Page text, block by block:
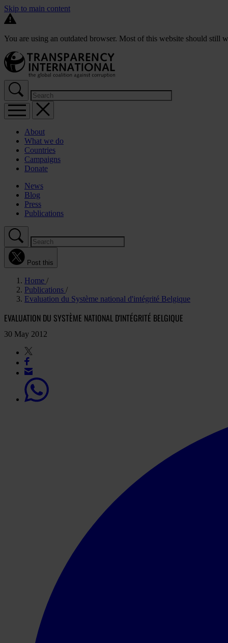
Skip to main content
You are using an outdated browser. Most of this website should still
About
What we do
Countries
Campaigns
Donate
News
Blog
Press
Publications
Post this
Home
Publications
Evaluation du Système national d'intégrité Belgique
EVALUATION DU SYSTÈME NATIONAL D'INTÉGRITÉ BELGIQUE
30 May 2012